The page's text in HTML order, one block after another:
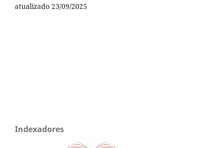
atualizado 23/09/2025
Indexadores